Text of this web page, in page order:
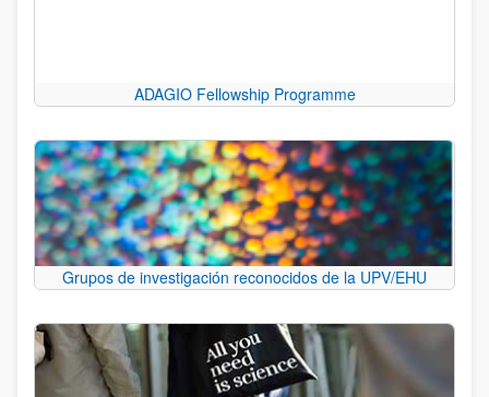
ADAGIO Fellowship Programme
Grupos de investigación reconocidos de la UPV/EHU